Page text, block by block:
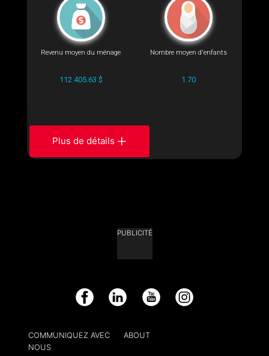
Revenu moyen du ménage
112 405.63 $
Nombre moyen d'enfants
1.70
Plus de détails
PUBLICITÉ
Facebook LinkedIn YouTube Instagram
COMMUNIQUEZ AVEC
NOUS
ABOUT